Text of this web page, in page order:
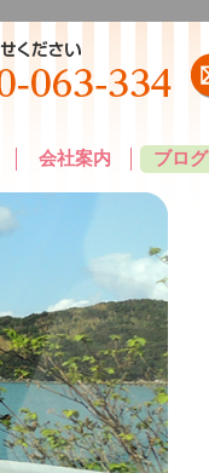
会社案内 ブログ